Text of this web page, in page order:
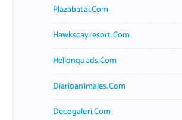
Plazabatai.com
Hawkscayresort.com
Hellonquads.com
Diarioanimales.com
Decogaleri.com